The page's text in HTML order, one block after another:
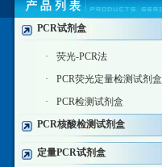
PCR试剂盒
·
荧光-PCR法
·
PCR荧光定量检测试剂盒
·
PCR检测试剂盒
PCR核酸检测试剂盒
定量PCR试剂盒